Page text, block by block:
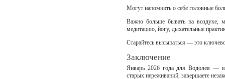
Могут напомнить о себе головные
Важно больше бывать на воздухе,
медитацию, йогу, дыхательные
Старайтесь высыпаться — это
Заключение
Январь 2026 года для Водолея —
старых переживаний, завершаете